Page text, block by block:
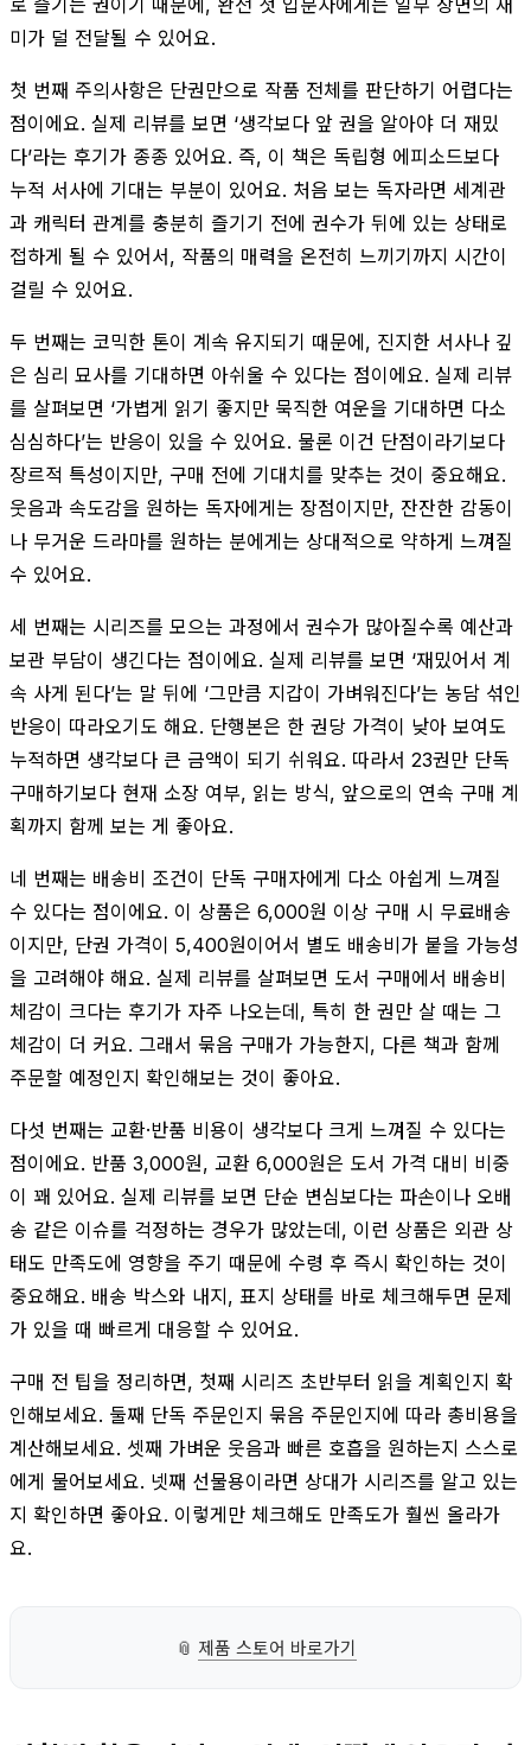
미가 덜 전달될 수 있어요.
첫 번째 주의사항은 단권만으로 작품 전체를 판단하기 어렵다는
점이에요. 실제 리뷰를 보면 ‘생각보다 앞 권을 알아야 더 재밌
다’라는 후기가 종종 있어요. 즉, 이 책은 독립형 에피소드보다
누적 서사에 기대는 부분이 있어요. 처음 보는 독자라면 세계관
과 캐릭터 관계를 충분히 즐기기 전에 권수가 뒤에 있는 상태로
접하게 될 수 있어서, 작품의 매력을 온전히 느끼기까지 시간이
걸릴 수 있어요.
두 번째는 코믹한 톤이 계속 유지되기 때문에, 진지한 서사나 깊
은 심리 묘사를 기대하면 아쉬울 수 있다는 점이에요. 실제 리뷰
를 살펴보면 ‘가볍게 읽기 좋지만 묵직한 여운을 기대하면 다소
심심하다’는 반응이 있을 수 있어요. 물론 이건 단점이라기보다
장르적 특성이지만, 구매 전에 기대치를 맞추는 것이 중요해요.
웃음과 속도감을 원하는 독자에게는 장점이지만, 잔잔한 감동이
나 무거운 드라마를 원하는 분에게는 상대적으로 약하게 느껴질
수 있어요.
세 번째는 시리즈를 모으는 과정에서 권수가 많아질수록 예산과
보관 부담이 생긴다는 점이에요. 실제 리뷰를 보면 ‘재밌어서 계
속 사게 된다’는 말 뒤에 ‘그만큼 지갑이 가벼워진다’는 농담 섞인
반응이 따라오기도 해요. 단행본은 한 권당 가격이 낮아 보여도
누적하면 생각보다 큰 금액이 되기 쉬워요. 따라서 23권만 단독
구매하기보다 현재 소장 여부, 읽는 방식, 앞으로의 연속 구매 계
획까지 함께 보는 게 좋아요.
네 번째는 배송비 조건이 단독 구매자에게 다소 아쉽게 느껴질
수 있다는 점이에요. 이 상품은 6,000원 이상 구매 시 무료배송
이지만, 단권 가격이 5,400원이어서 별도 배송비가 붙을 가능성
을 고려해야 해요. 실제 리뷰를 살펴보면 도서 구매에서 배송비
체감이 크다는 후기가 자주 나오는데, 특히 한 권만 살 때는 그
체감이 더 커요. 그래서 묶음 구매가 가능한지, 다른 책과 함께
주문할 예정인지 확인해보는 것이 좋아요.
다섯 번째는 교환·반품 비용이 생각보다 크게 느껴질 수 있다는
점이에요. 반품 3,000원, 교환 6,000원은 도서 가격 대비 비중
이 꽤 있어요. 실제 리뷰를 보면 단순 변심보다는 파손이나 오배
송 같은 이슈를 걱정하는 경우가 많았는데, 이런 상품은 외관 상
태도 만족도에 영향을 주기 때문에 수령 후 즉시 확인하는 것이
중요해요. 배송 박스와 내지, 표지 상태를 바로 체크해두면 문제
가 있을 때 빠르게 대응할 수 있어요.
구매 전 팁을 정리하면, 첫째 시리즈 초반부터 읽을 계획인지 확
인해보세요. 둘째 단독 주문인지 묶음 주문인지에 따라 총비용을
계산해보세요. 셋째 가벼운 웃음과 빠른 호흡을 원하는지 스스로
에게 물어보세요. 넷째 선물용이라면 상대가 시리즈를 알고 있는
지 확인하면 좋아요. 이렇게만 체크해도 만족도가 훨씬 올라가
요.
📎 제품 스토어 바로가기